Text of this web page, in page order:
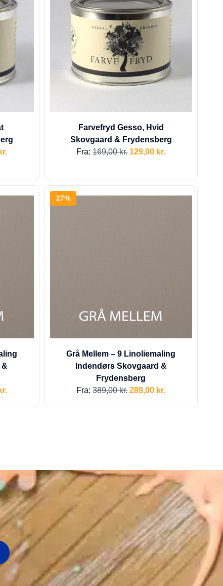
kr.
Farvefryd Gesso, Hvid
Skovgaard & Frydensberg
Fra:169,00kr. 129,00 kr.
kr.
27%
Grå Mellem – 9 Linoliemaling
Indendørs Skovgaard &
Frydensberg
Fra:389,00kr. 289,00 kr.